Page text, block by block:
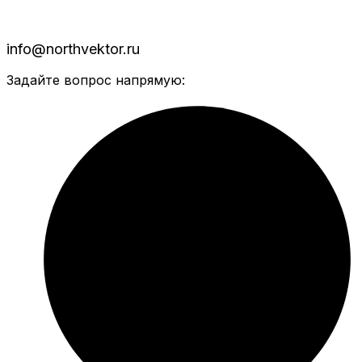
info@northvektor.ru
Задайте вопрос напрямую: